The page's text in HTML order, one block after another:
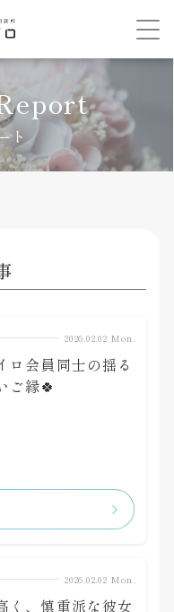
ト
2026.02.02 Mon.
ロ会員同士の揺る
ご縁🍀
2026.02.02 Mon.
く、慎重派な彼女